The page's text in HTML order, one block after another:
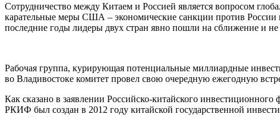
Сотрудничество между Китаем и Россией является вопросом
карательные меры США – экономические санкции против
последние годы лидеры двух стран явно пошли на сближение и
Рабочая группа, курирующая потенциальные миллиардные
во Владивостоке комитет провел свою очередную ежегодную
Как сказано в заявлении Российско-китайского
РКИФ был создан в 2012 году китайской государственной